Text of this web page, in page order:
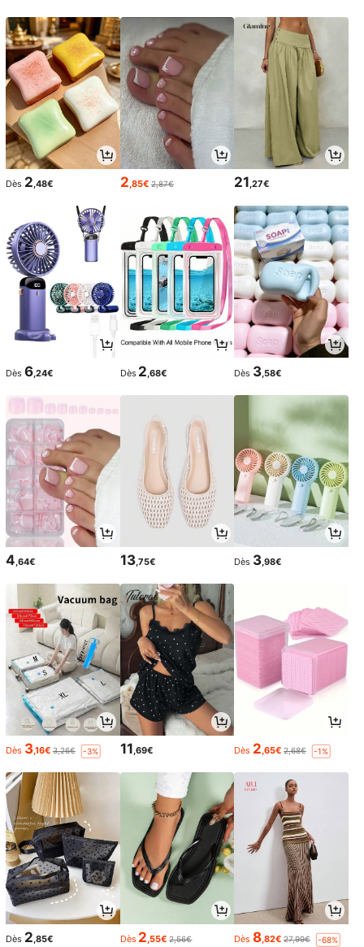
Dès 2,48€ 2,85€ 2,87€ 21,27€
Dès 6,24€ Dès 2 ,68€ Dès 3,58€
4,64€ 13,75€ Dès 3,98€
Dès 3,16€ 3,26€ -3% 11,69€ Dès 2,65€ 2,68€ -1%
Dès 2,85€ Dès 2,55€ 2,56€ Dès 8,82€ 27,99€ -68%